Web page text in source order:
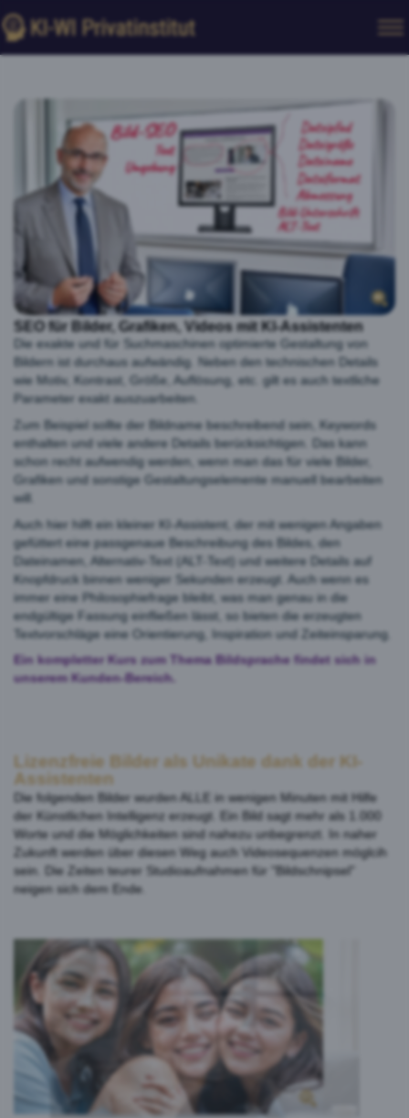
SEO für Bilder, Grafiken, Videos mit KI-Assistenten
Die exakte und für Suchmaschinen optimierte Gestaltung von
Bildern ist durchaus aufwändig. Neben den technischen Details
wie Motiv, Kontrast, Größe, Auflösung, etc. gilt es auch textliche
Parameter exakt auszuarbeiten.
Zum Beispiel sollte der Bildname beschreibend sein, Keywords
enthalten und viele andere Details berücksichtigen. Das kann
schon recht aufwendig werden, wenn man das für viele Bilder,
Grafiken und sonstige Gestaltungselemente manuell bearbeiten
will.
Auch hier hilft ein kleiner KI-Assistent, der mit wenigen Angaben
gefüttert eine passgenaue Beschreibung des Bildes, den
Dateinamen, Alternativ-Text (ALT-Text) und weitere Details auf
Knopfdruck binnen weniger Sekunden erzeugt. Auch wenn es
immer eine Philosophiefrage bleibt, was man genau in die
endgültige Fassung einfließen lässt, so bieten die erzeugten
Textvorschläge eine Orientierung, Inspiration und Zeiteinsparung.
Ein kompletter Kurs zum Thema Bildsprache findet sich in
unserem Kunden-Bereich.
Lizenzfreie Bilder als Unikate dank der KI-
Assistenten
Die folgenden Bilder wurden ALLE in wenigen Minuten mit Hilfe
der Künstlichen Intelligenz erzeugt. Ein Bild sagt mehr als 1.000
Worte und die Möglichkeiten sind nahezu unbegrenzt. In naher
Zukunft werden über diesen Weg auch Videosequenzen möglcih
sein. Die Zeiten teurer Studioaufnahmen für "Bildschnipsel"
neigen sich dem Ende.